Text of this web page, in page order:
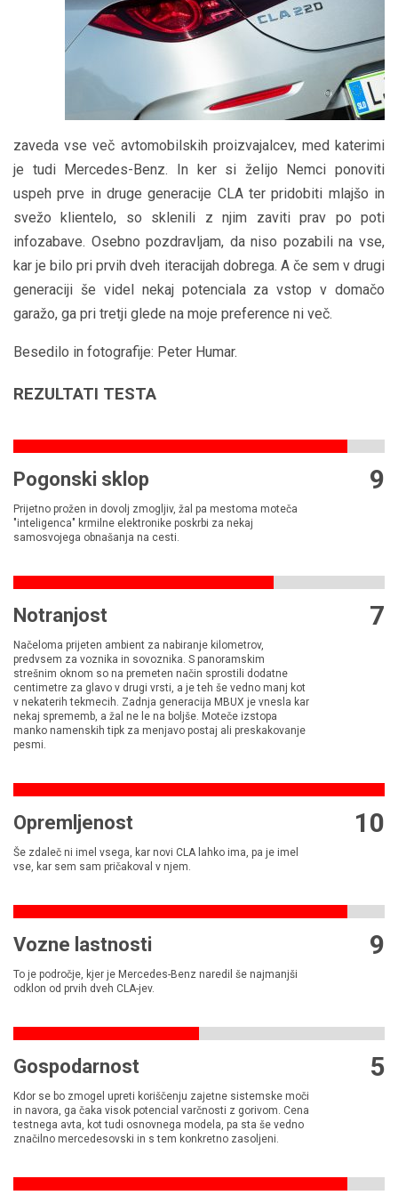
zaveda vse več avtomobilskih proizvajalcev, med katerimi
je tudi Mercedes-Benz. In ker si želijo Nemci ponoviti
uspeh prve in druge generacije CLA ter pridobiti mlajšo in
svežo klientelo, so sklenili z njim zaviti prav po poti
infozabave. Osebno pozdravljam, da niso pozabili na vse,
kar je bilo pri prvih dveh iteracijah dobrega. A če sem v drugi
generaciji še videl nekaj potenciala za vstop v domačo
garažo, ga pri tretji glede na moje preference ni več.
Besedilo in fotografije: Peter Humar.
REZULTATI TESTA
Pogonski sklop
Prijetno prožen in dovolj zmogljiv, žal pa mestoma moteča
"inteligenca" krmilne elektronike poskrbi za nekaj
samosvojega obnašanja na cesti.
9
Notranjost
Načeloma prijeten ambient za nabiranje kilometrov,
predvsem za voznika in sovoznika. S panoramskim
strešnim oknom so na premeten način sprostili dodatne
centimetre za glavo v drugi vrsti, a je teh še vedno manj kot
v nekaterih tekmecih. Zadnja generacija MBUX je vnesla kar
nekaj sprememb, a žal ne le na boljše. Moteče izstopa
manko namenskih tipk za menjavo postaj ali preskakovanje
pesmi.
7
Opremljenost
Še zdaleč ni imel vsega, kar novi CLA lahko ima, pa je imel
vse, kar sem sam pričakoval v njem.
10
Vozne lastnosti
To je področje, kjer je Mercedes-Benz naredil še najmanjši
odklon od prvih dveh CLA-jev.
9
Gospodarnost
Kdor se bo zmogel upreti koriščenju zajetne sistemske moči
in navora, ga čaka visok potencial varčnosti z gorivom. Cena
testnega avta, kot tudi osnovnega modela, pa sta še vedno
značilno mercedesovski in s tem konkretno zasoljeni.
5